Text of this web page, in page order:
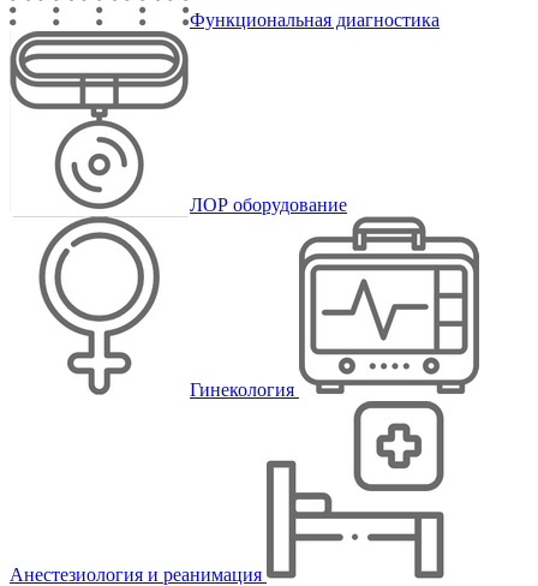
Функциональная диагностика
ЛОР оборудование
Гинекология
Анестезиология и реанимация